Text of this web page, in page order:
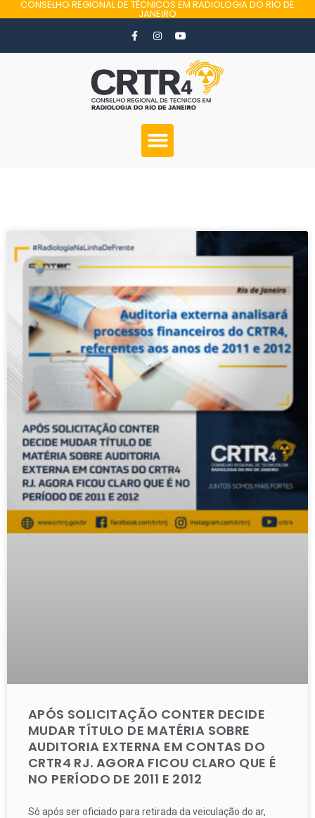
CONSELHO REGIONAL DE TÉCNICOS EM RADIOLOGIA DO RIO DE
JANEIRO
APÓS SOLICITAÇÃO CONTER DECIDE
MUDAR TÍTULO DE MATÉRIA SOBRE
AUDITORIA EXTERNA EM CONTAS DO
CRTR4 RJ. AGORA FICOU CLARO QUE É
NO PERÍODO DE 2011 E 2012
Só após ser oficiado para retirada da veiculação do ar,